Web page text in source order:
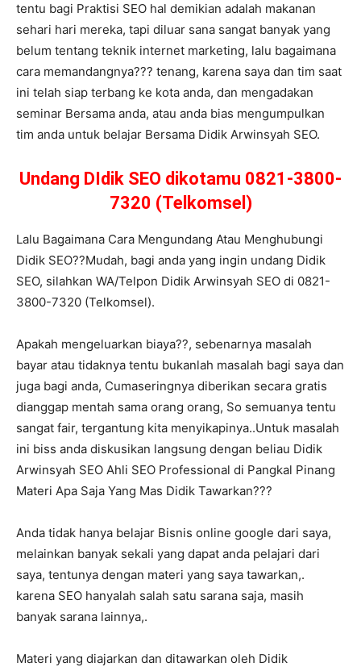
tentu bagi Praktisi SEO hal demikian adalah makanan
sehari hari mereka, tapi diluar sana sangat banyak yang
belum tentang teknik internet marketing, lalu bagaimana
cara memandangnya??? tenang, karena saya dan tim saat
ini telah siap terbang ke kota anda, dan mengadakan
seminar Bersama anda, atau anda bias mengumpulkan
tim anda untuk belajar Bersama Didik Arwinsyah SEO.
Undang DIdik SEO dikotamu 0821-3800-
7320 (Telkomsel)
Lalu Bagaimana Cara Mengundang Atau Menghubungi
Didik SEO??Mudah, bagi anda yang ingin undang Didik
SEO, silahkan WA/Telpon Didik Arwinsyah SEO di 0821-
3800-7320 (Telkomsel).
Apakah mengeluarkan biaya??, sebenarnya masalah
bayar atau tidaknya tentu bukanlah masalah bagi saya dan
juga bagi anda, Cumaseringnya diberikan secara gratis
dianggap mentah sama orang orang, So semuanya tentu
sangat fair, tergantung kita menyikapinya..Untuk masalah
ini biss anda diskusikan langsung dengan beliau Didik
Arwinsyah SEO Ahli SEO Professional di Pangkal Pinang
Materi Apa Saja Yang Mas Didik Tawarkan???
Anda tidak hanya belajar Bisnis online google dari saya,
melainkan banyak sekali yang dapat anda pelajari dari
saya, tentunya dengan materi yang saya tawarkan,.
karena SEO hanyalah salah satu sarana saja, masih
banyak sarana lainnya,.
Materi yang diajarkan dan ditawarkan oleh Didik